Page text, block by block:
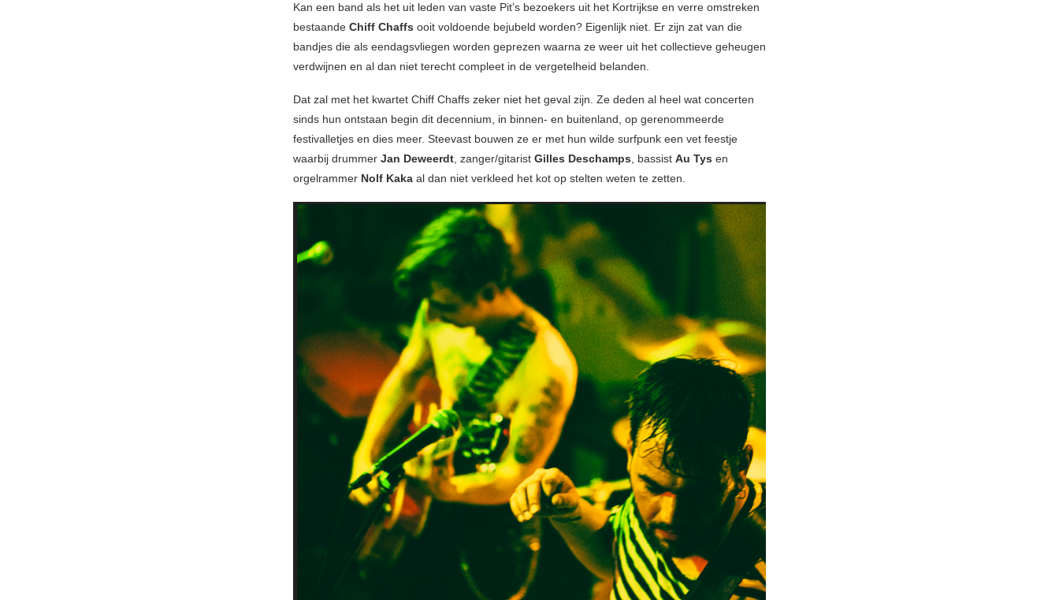
Kan een band als het uit leden van vaste Pit’s bezoekers uit het Kortrijkse en verre omstreken
bestaande Chiff Chaffs ooit voldoende bejubeld worden? Eigenlijk niet. Er zijn zat van die
bandjes die als eendagsvliegen worden geprezen waarna ze weer uit het collectieve geheugen
verdwijnen en al dan niet terecht compleet in de vergetelheid belanden.
Dat zal met het kwartet Chiff Chaffs zeker niet het geval zijn. Ze deden al heel wat concerten
sinds hun ontstaan begin dit decennium, in binnen- en buitenland, op gerenommeerde
festivalletjes en dies meer. Steevast bouwen ze er met hun wilde surfpunk een vet feestje
waarbij drummer Jan Deweerdt, zanger/gitarist Gilles Deschamps, bassist Au Tys en
orgelrammer Nolf Kaka al dan niet verkleed het kot op stelten weten te zetten.